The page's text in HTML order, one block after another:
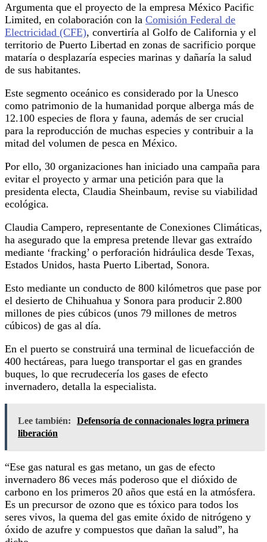
Argumenta que el proyecto de la empresa México Pacific
Limited, en colaboración con la Comisión Federal de
Electricidad (CFE), convertiría al Golfo de California y el
territorio de Puerto Libertad en zonas de sacrificio porque
mataría o desplazaría especies marinas y dañaría la salud
de sus habitantes.
Este segmento oceánico es considerado por la Unesco
como patrimonio de la humanidad porque alberga más de
12.100 especies de flora y fauna, además de ser crucial
para la reproducción de muchas especies y contribuir a la
mitad del volumen de pesca en México.
Por ello, 30 organizaciones han iniciado una campaña para
evitar el proyecto y armar una petición para que la
presidenta electa, Claudia Sheinbaum, revise su viabilidad
ecológica.
Claudia Campero, representante de Conexiones Climáticas,
ha asegurado que la empresa pretende llevar gas extraído
mediante ‘fracking’ o perforación hidráulica desde Texas,
Estados Unidos, hasta Puerto Libertad, Sonora.
Esto mediante un conducto de 800 kilómetros que pase por
el desierto de Chihuahua y Sonora para producir 2.800
millones de pies cúbicos (unos 79 millones de metros
cúbicos) de gas al día.
En el puerto se construirá una terminal de licuefacción de
400 hectáreas, para luego transportar el gas en grandes
buques, lo que recrudecería los gases de efecto
invernadero, detalla la especialista.
Lee también:
Defensoría de connacionales logra primera
liberación
“Ese gas natural es gas metano, un gas de efecto
invernadero 86 veces más poderoso que el dióxido de
carbono en los primeros 20 años que está en la atmósfera.
Es un precursor de ozono que es tóxico para todos los
seres vivos, la quema del gas emite óxido de nitrógeno y
óxido de azufre y compuestos que dañan la salud”, ha